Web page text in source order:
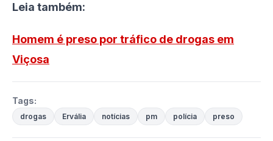
Leia também:
Homem é preso por tráfico de drogas em
Viçosa
Tags:
drogas Ervália notícias pm polícia preso